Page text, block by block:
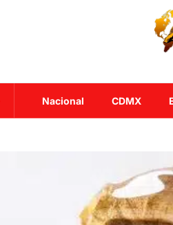
Nacional CDMX